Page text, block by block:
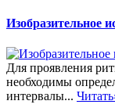
Изобразительное
Для проявления
необходимы
интервалы...